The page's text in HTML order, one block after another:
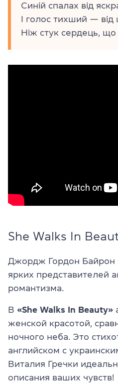
Синій спалах від
І голос тихший — від
Ніж стук сердець, що
She Walks In
Джордж Гордон Байрон
ярких представителей
романтизма.
В «She Walks In Beauty»
женской красотой,
ночного неба. Это
английском с
Виталия Гречки
описания ваших чувств!